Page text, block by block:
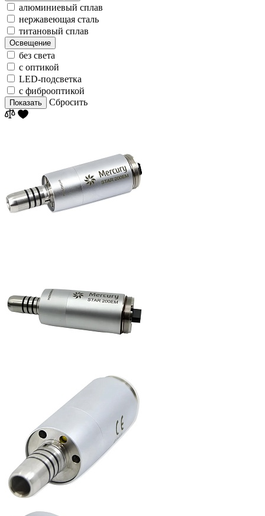
алюминиевый сплав
нержавеющая сталь
титановый сплав
Освещение
без света
с оптикой
LED-подсветка
с фиброоптикой
Показать Сбросить